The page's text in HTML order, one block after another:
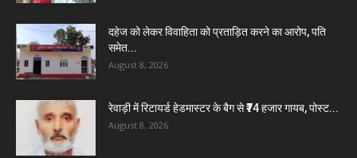
दहेज को लेकर विवाहिता को प्रताड़ित करने का आरोप, पति
समेत...
August 8, 2026
रेवाड़ी में रिटायर्ड हेडमास्टर के बैग से ₹74 हजार गायब, पोस्ट...
August 8, 2026